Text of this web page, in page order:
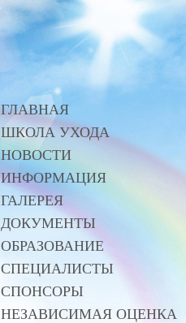
ГЛАВНАЯ
ШКОЛА УХОДА
НОВОСТИ
ИНФОРМАЦИЯ
ГАЛЕРЕЯ
ДОКУМЕНТЫ
ОБРАЗОВАНИЕ
СПЕЦИАЛИСТЫ
СПОНСОРЫ
НЕЗАВИСИМАЯ ОЦЕНКА